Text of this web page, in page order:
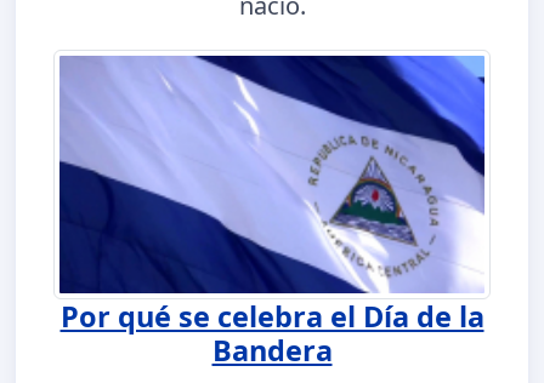
Por qué se celebra el Día de la
Bandera